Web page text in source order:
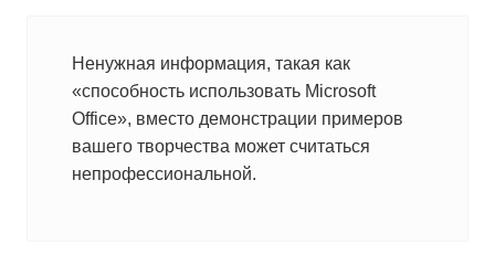
Ненужная информация, такая как
«способность использовать Microsoft
Office», вместо демонстрации примеров
вашего творчества может считаться
непрофессиональной.